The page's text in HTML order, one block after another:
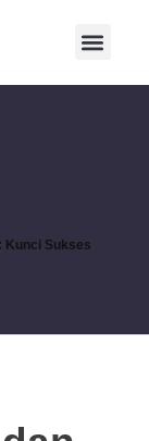
Kunci Sukses